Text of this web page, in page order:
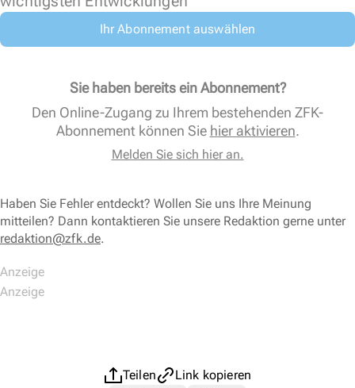
Ihr Abonnement auswählen
Sie haben bereits ein Abonnement?
Den Online-Zugang zu Ihrem bestehenden ZFK-
Abonnement können Sie hier aktivieren.
Melden Sie sich hier an.
Haben Sie Fehler entdeckt? Wollen Sie uns Ihre Meinung
mitteilen? Dann kontaktieren Sie unsere Redaktion gerne unter
redaktion@zfk.de.
Teilen
Link kopieren